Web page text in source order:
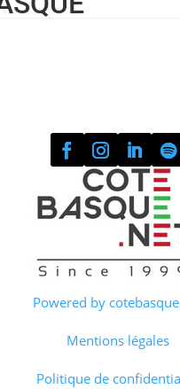
Powered by
Mentions légales
Politique de